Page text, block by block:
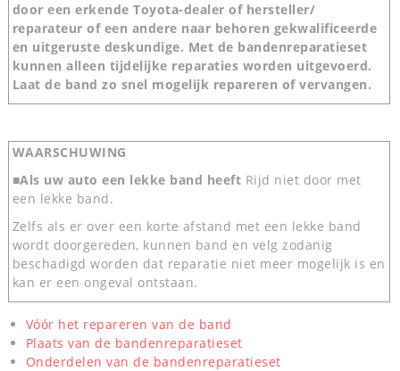
door een erkende Toyota-dealer of hersteller/
reparateur of een andere naar behoren gekwalificeerde
en uitgeruste deskundige. Met de bandenreparatieset
kunnen alleen tijdelijke reparaties worden uitgevoerd.
Laat de band zo snel mogelijk repareren of vervangen.
WAARSCHUWING
■Als uw auto een lekke band heeft Rijd niet door met
een lekke band.
Zelfs als er over een korte afstand met een lekke band
wordt doorgereden, kunnen band en velg zodanig
beschadigd worden dat reparatie niet meer mogelijk is en
kan er een ongeval ontstaan.
Vóór het repareren van de band
Plaats van de bandenreparatieset
Onderdelen van de bandenreparatieset